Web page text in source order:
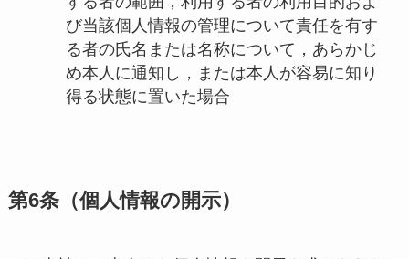
び当該個人情報の管理について責任を有す
る者の氏名または名称について，あらかじ
め本人に通知し，または本人が容易に知り
得る状態に置いた場合
第6条（個人情報の開示）